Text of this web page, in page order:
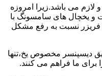
می باشد.زیرا امروزه
و یخچال های سامسونگ با
فریزر نسبت به رفع مشکل
دیسپنسر مخصوص یخ،تنها
برای ما فراهم می کنند.